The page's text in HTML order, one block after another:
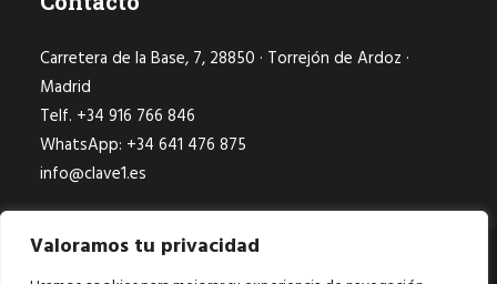
Valoramos tu privacidad
Carretera de la Base, 7, 28850 · Torrejón de Ardoz ·
Madrid
Telf. +34 916 766 846
WhatsApp: +34 641 476 875
info@clave1.es